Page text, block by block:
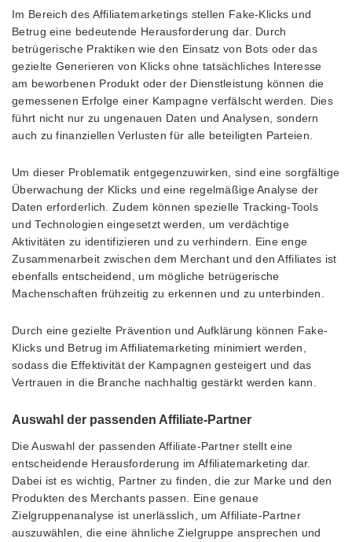
Im Bereich des Affiliatemarketings stellen Fake-Klicks und
Betrug eine bedeutende Herausforderung dar. Durch
betrügerische Praktiken wie den Einsatz von Bots oder das
gezielte Generieren von Klicks ohne tatsächliches Interesse
am beworbenen Produkt oder der Dienstleistung können die
gemessenen Erfolge einer Kampagne verfälscht werden. Dies
führt nicht nur zu ungenauen Daten und Analysen, sondern
auch zu finanziellen Verlusten für alle beteiligten Parteien.
Um dieser Problematik entgegenzuwirken, sind eine sorgfältige
Überwachung der Klicks und eine regelmäßige Analyse der
Daten erforderlich. Zudem können spezielle Tracking-Tools
und Technologien eingesetzt werden, um verdächtige
Aktivitäten zu identifizieren und zu verhindern. Eine enge
Zusammenarbeit zwischen dem Merchant und den Affiliates ist
ebenfalls entscheidend, um mögliche betrügerische
Machenschaften frühzeitig zu erkennen und zu unterbinden.
Durch eine gezielte Prävention und Aufklärung können Fake-
Klicks und Betrug im Affiliatemarketing minimiert werden,
sodass die Effektivität der Kampagnen gesteigert und das
Vertrauen in die Branche nachhaltig gestärkt werden kann.
Auswahl der passenden Affiliate-Partner
Die Auswahl der passenden Affiliate-Partner stellt eine
entscheidende Herausforderung im Affiliatemarketing dar.
Dabei ist es wichtig, Partner zu finden, die zur Marke und den
Produkten des Merchants passen. Eine genaue
Zielgruppenanalyse ist unerlässlich, um Affiliate-Partner
auszuwählen, die eine ähnliche Zielgruppe ansprechen und